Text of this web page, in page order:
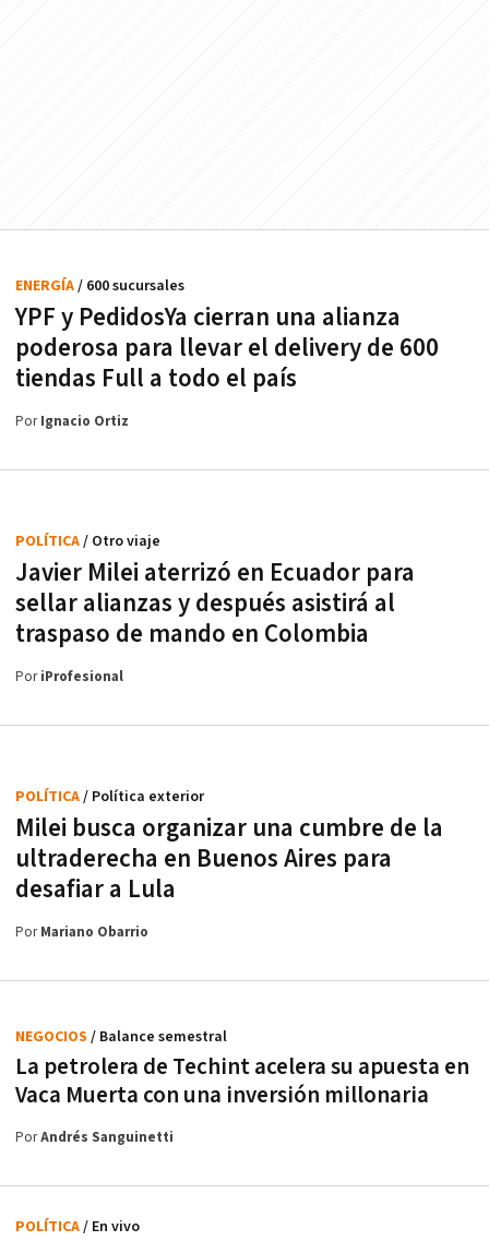
YPF y PedidosYa cierran una alianza
poderosa para llevar el delivery de 600
tiendas Full a todo el país
ENERGÍA/ 600 sucursales
PorIgnacio Ortiz
Javier Milei aterrizó en Ecuador para
sellar alianzas y después asistirá al
traspaso de mando en Colombia
POLÍTICA/ Otro viaje
PoriProfesional
Milei busca organizar una cumbre de la
ultraderecha en Buenos Aires para
desafiar a Lula
POLÍTICA/ Política exterior
PorMariano Obarrio
La petrolera de Techint acelera su apuesta en
Vaca Muerta con una inversión millonaria
NEGOCIOS / Balance semestral
PorAndrés Sanguinetti
POLÍTICA/ En vivo